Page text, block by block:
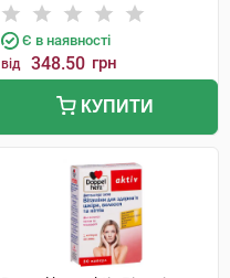
Є в наявності
від 348.50 грн
КУПИТИ